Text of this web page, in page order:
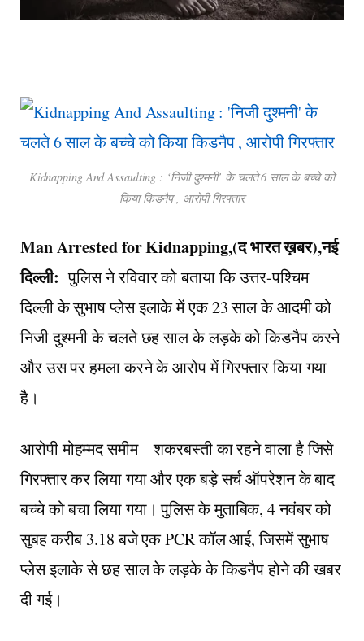
Kidnapping And Assaulting : ‘निजी दुश्मनी’ के चलते 6 साल के बच्चे को
किया किडनैप , आरोपी गिरफ्तार
Man Arrested for Kidnapping,(द भारत ख़बर),नई
दिल्ली:पुलिस ने रविवार को बताया कि उत्तर-पश्चिम
दिल्ली के सुभाष प्लेस इलाके में एक 23 साल के आदमी को
निजी दुश्मनी के चलते छह साल के लड़के को किडनैप करने
और उस पर हमला करने के आरोप में गिरफ्तार किया गया
है।
आरोपी मोहम्मद समीम – शकरबस्ती का रहने वाला है जिसे
गिरफ्तार कर लिया गया और एक बड़े सर्च ऑपरेशन के बाद
बच्चे को बचा लिया गया। पुलिस के मुताबिक, 4 नवंबर को
सुबह करीब 3.18 बजे एक PCR कॉल आई, जिसमें सुभाष
प्लेस इलाके से छह साल के लड़के के किडनैप होने की खबर
दी गई।